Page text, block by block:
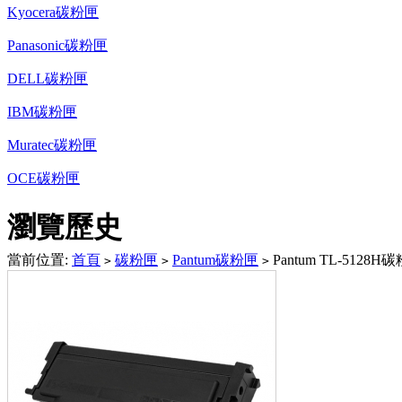
Kyocera碳粉匣
Panasonic碳粉匣
DELL碳粉匣
IBM碳粉匣
Muratec碳粉匣
OCE碳粉匣
瀏覽歷史
當前位置: 首頁 > 碳粉匣 > Pantum碳粉匣 > Pantum TL-5128H碳